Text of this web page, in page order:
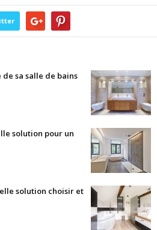
sa salle de bains
solution pour un
solution choisir et